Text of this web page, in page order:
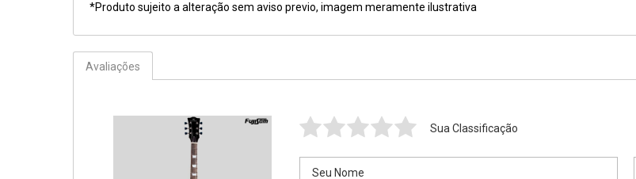
*Produto sujeito a alteração sem aviso previo, imagem meramente ilustrativa
Avaliações
Sua Classificação